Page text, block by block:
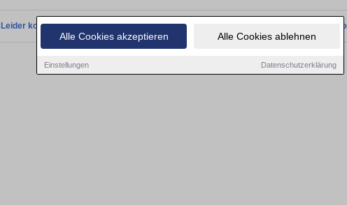
Alle Cookies akzeptieren Alle Cookies ablehnen
Einstellungen Datenschutzerklärung
Leider konnten wir derzeit keine passenden Objekte finden. Schauen Sie bald wieder